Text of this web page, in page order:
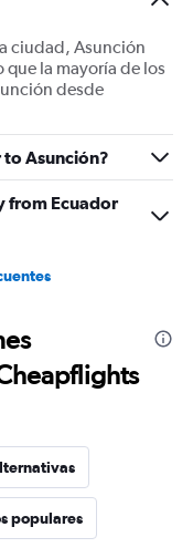
ciudad, Asunción
que la mayoría de los
desde
Asunción?
from Ecuador
populares